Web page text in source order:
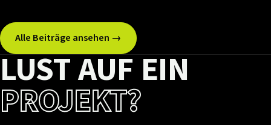
Alle Beiträge ansehen →
LUST AUF EIN
PROJEKT?